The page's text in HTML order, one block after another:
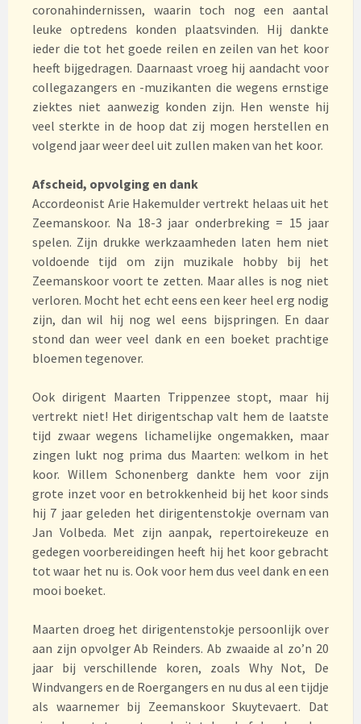
coronahindernissen, waarin toch nog een aantal
leuke optredens konden plaatsvinden. Hij dankte
ieder die tot het goede reilen en zeilen van het koor
heeft bijgedragen. Daarnaast vroeg hij aandacht voor
collegazangers en -muzikanten die wegens ernstige
ziektes niet aanwezig konden zijn. Hen wenste hij
veel sterkte in de hoop dat zij mogen herstellen en
volgend jaar weer deel uit zullen maken van het koor.
Afscheid, opvolging en dank
Accordeonist Arie Hakemulder vertrekt helaas uit het
Zeemanskoor. Na 18-3 jaar onderbreking = 15 jaar
spelen. Zijn drukke werkzaamheden laten hem niet
voldoende tijd om zijn muzikale hobby bij het
Zeemanskoor voort te zetten. Maar alles is nog niet
verloren. Mocht het echt eens een keer heel erg nodig
zijn, dan wil hij nog wel eens bijspringen. En daar
stond dan weer veel dank en een boeket prachtige
bloemen tegenover.
Ook dirigent Maarten Trippenzee stopt, maar hij
vertrekt niet! Het dirigentschap valt hem de laatste
tijd zwaar wegens lichamelijke ongemakken, maar
zingen lukt nog prima dus Maarten: welkom in het
koor. Willem Schonenberg dankte hem voor zijn
grote inzet voor en betrokkenheid bij het koor sinds
hij 7 jaar geleden het dirigentenstokje overnam van
Jan Volbeda. Met zijn aanpak, repertoirekeuze en
gedegen voorbereidingen heeft hij het koor gebracht
tot waar het nu is. Ook voor hem dus veel dank en een
mooi boeket.
Maarten droeg het dirigentenstokje persoonlijk over
aan zijn opvolger Ab Reinders. Ab zwaaide al zo’n 20
jaar bij verschillende koren, zoals Why Not, De
Windvangers en de Roergangers en nu dus al een tijdje
als waarnemer bij Zeemanskoor Skuytevaert. Dat